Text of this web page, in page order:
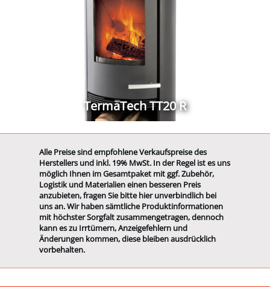
TermaTech TT20 R
Alle Preise sind empfohlene Verkaufspreise des
Herstellers und inkl. 19% MwSt. In der Regel ist es uns
möglich Ihnen im Gesamtpaket mit ggf. Zubehör,
Logistik und Materialien einen besseren Preis
anzubieten, fragen Sie bitte hier unverbindlich bei
uns an. Wir haben sämtliche Produktinformationen
mit höchster Sorgfalt zusammengetragen, dennoch
kann es zu Irrtümern, Anzeigefehlern und
Änderungen kommen, diese bleiben ausdrücklich
vorbehalten.